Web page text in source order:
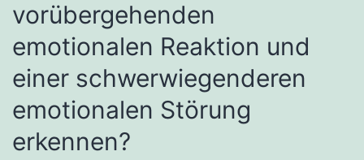
vorübergehenden
emotionalen Reaktion und
einer schwerwiegenderen
emotionalen Störung
erkennen?